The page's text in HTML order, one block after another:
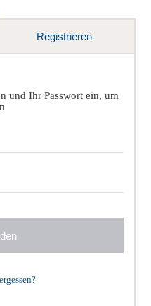
Registrieren
und Ihr Passwort ein, um